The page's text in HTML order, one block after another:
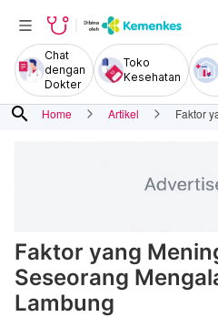
Chat
dengan
Dokter
Toko
Kesehatan
search Home Artikel Faktor
Faktor yang
Seseorang
Lambung